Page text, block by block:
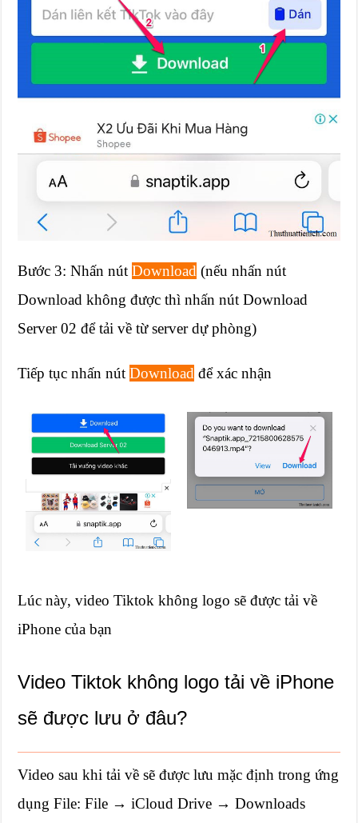
Bước 3: Nhấn nútDownload (nếu nhấn nút
Download không được thì nhấn nút Download
Server 02 để tải về từ server dự phòng)
Tiếp tục nhấn nútDownload để xác nhận
Lúc này, video Tiktok không logo sẽ được tải về
iPhone của bạn
Video Tiktok không logo tải về iPhone
sẽ được lưu ở đâu?
Video sau khi tải về sẽ được lưu mặc định trong ứng
dụng File: File → iCloud Drive → Downloads